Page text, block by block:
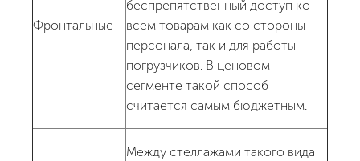
Фронтальные
беспрепятственный доступ ко
всем товарам как со стороны
персонала, так и для работы
погрузчиков. В ценовом
сегменте такой способ
считается самым бюджетным.
Между стеллажами такого вида